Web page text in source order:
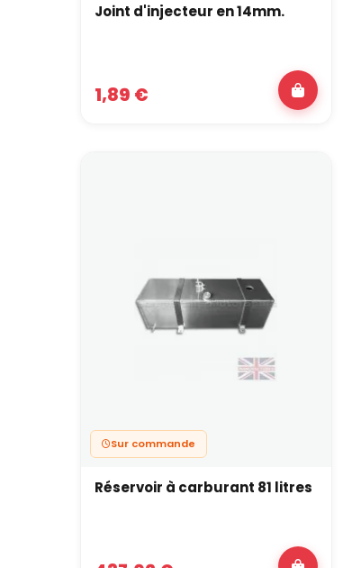
Joint d'injecteur en 14mm.
1,89 €
Sur commande
Réservoir à carburant 81 litres